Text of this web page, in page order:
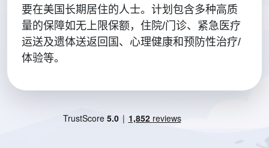
要在美国长期居住的人士。计划包含多种高质
量的保障如无上限保额，住院/门诊、紧急医疗
运送及遗体送返回国、心理健康和预防性治疗/
体验等。